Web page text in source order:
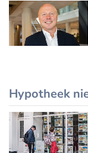
Hypotheek